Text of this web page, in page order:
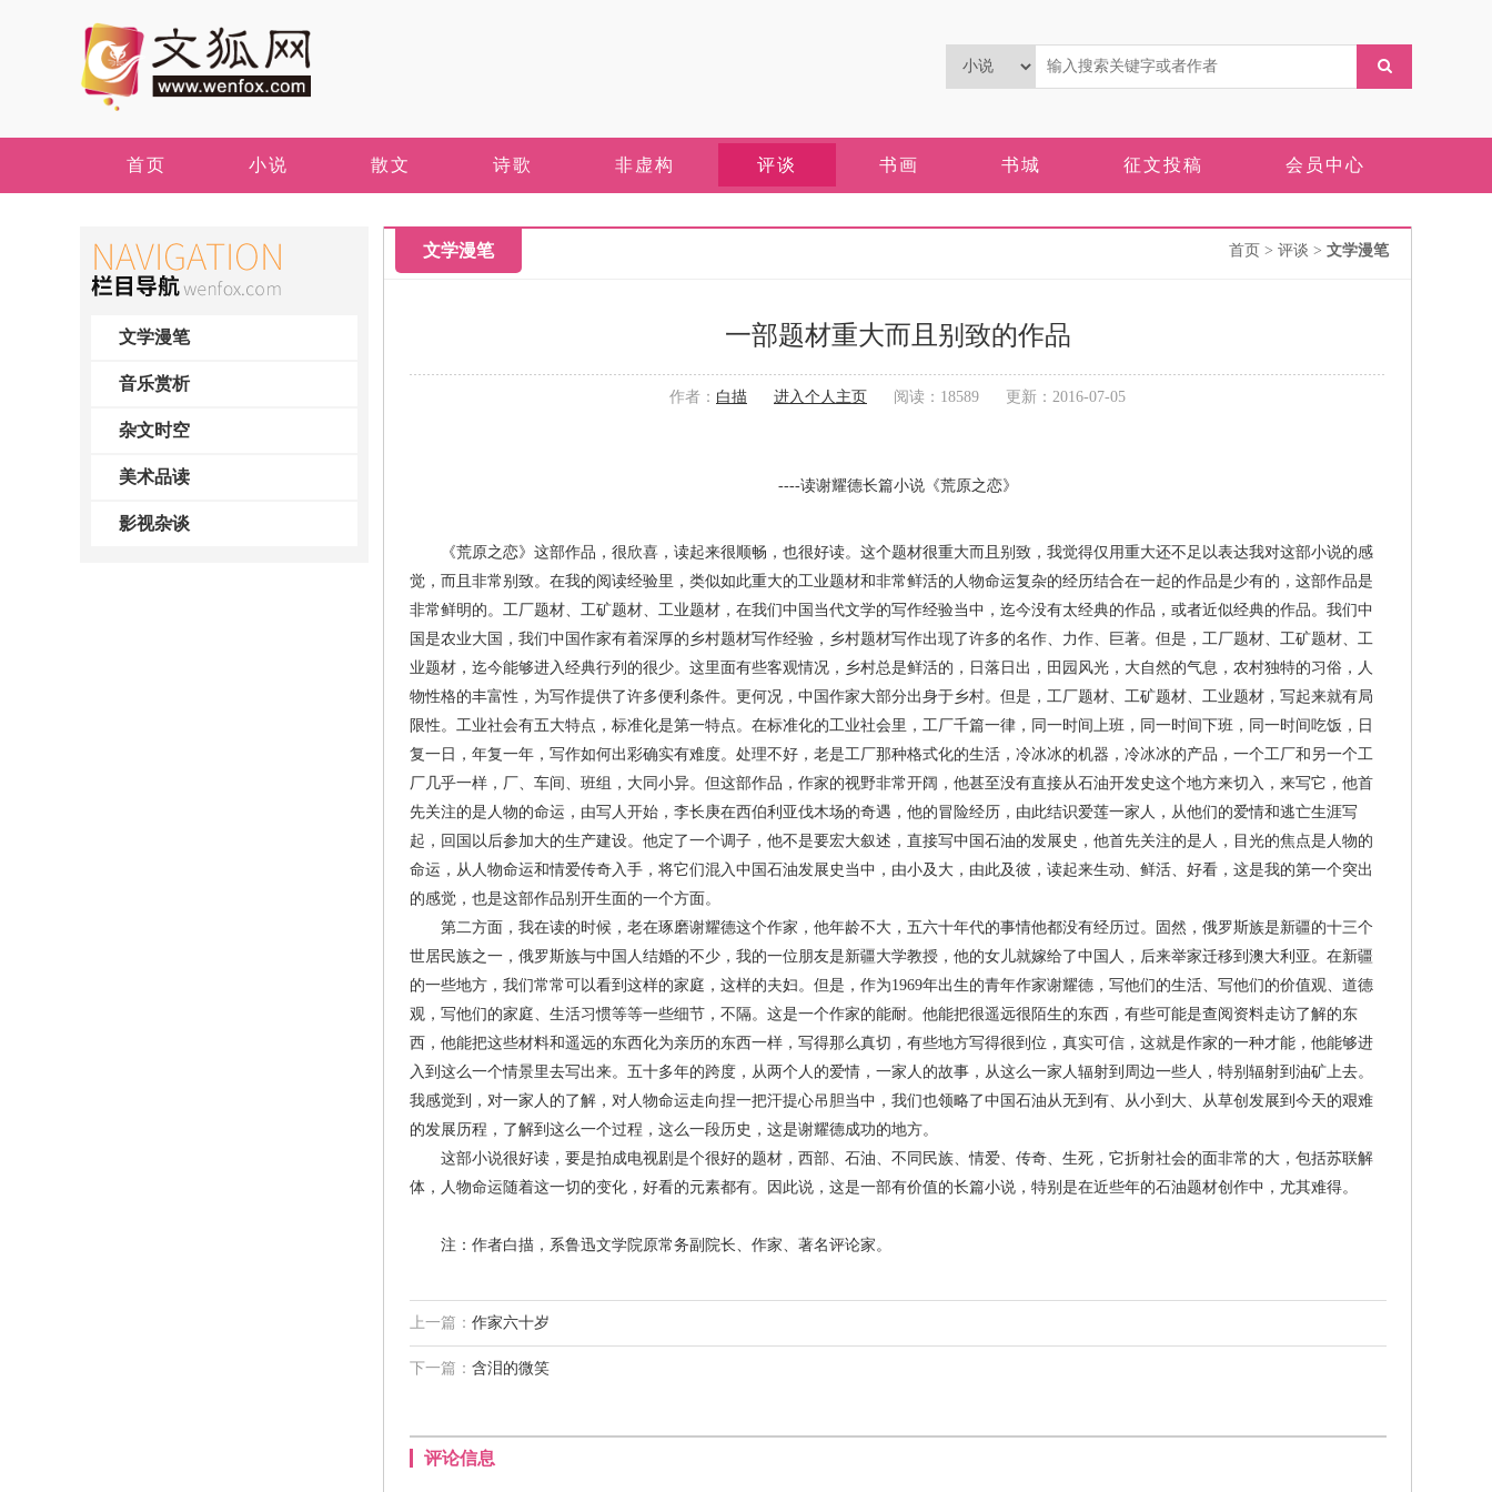
首页 小说 散文 诗歌 非虚构 评谈 书画 书城 征文投稿 会员中心
文学漫笔
音乐赏析
杂文时空
美术品读
影视杂谈
文学漫笔 首页 > 评谈 > 文学漫笔
一部题材重大而且别致的作品
作者： 白描 进入个人主页 阅读：18589 更新：2016-07-05
----读谢耀德长篇小说《荒原之恋》
《荒原之恋》这部作品，很欣喜，读起来很顺畅，也很好读。这个题材很重大而且别致，我觉得仅用重大还不足以表达我对这部小说的感
觉，而且非常别致。在我的阅读经验里，类似如此重大的工业题材和非常鲜活的人物命运复杂的经历结合在一起的作品是少有的，这部作品是
非常鲜明的。工厂题材、工矿题材、工业题材，在我们中国当代文学的写作经验当中，迄今没有太经典的作品，或者近似经典的作品。我们中
国是农业大国，我们中国作家有着深厚的乡村题材写作经验，乡村题材写作出现了许多的名作、力作、巨著。但是，工厂题材、工矿题材、工
业题材，迄今能够进入经典行列的很少。这里面有些客观情况，乡村总是鲜活的，日落日出，田园风光，大自然的气息，农村独特的习俗，人
物性格的丰富性，为写作提供了许多便利条件。更何况，中国作家大部分出身于乡村。但是，工厂题材、工矿题材、工业题材，写起来就有局
限性。工业社会有五大特点，标准化是第一特点。在标准化的工业社会里，工厂千篇一律，同一时间上班，同一时间下班，同一时间吃饭，日
复一日，年复一年，写作如何出彩确实有难度。处理不好，老是工厂那种格式化的生活，冷冰冰的机器，冷冰冰的产品，一个工厂和另一个工
厂几乎一样，厂、车间、班组，大同小异。但这部作品，作家的视野非常开阔，他甚至没有直接从石油开发史这个地方来切入，来写它，他首
先关注的是人物的命运，由写人开始，李长庚在西伯利亚伐木场的奇遇，他的冒险经历，由此结识爱莲一家人，从他们的爱情和逃亡生涯写
起，回国以后参加大的生产建设。他定了一个调子，他不是要宏大叙述，直接写中国石油的发展史，他首先关注的是人，目光的焦点是人物的
命运，从人物命运和情爱传奇入手，将它们混入中国石油发展史当中，由小及大，由此及彼，读起来生动、鲜活、好看，这是我的第一个突出
的感觉，也是这部作品别开生面的一个方面。
第二方面，我在读的时候，老在琢磨谢耀德这个作家，他年龄不大，五六十年代的事情他都没有经历过。固然，俄罗斯族是新疆的十三个
世居民族之一，俄罗斯族与中国人结婚的不少，我的一位朋友是新疆大学教授，他的女儿就嫁给了中国人，后来举家迁移到澳大利亚。在新疆
的一些地方，我们常常可以看到这样的家庭，这样的夫妇。但是，作为1969年出生的青年作家谢耀德，写他们的生活、写他们的价值观、道德
观，写他们的家庭、生活习惯等等一些细节，不隔。这是一个作家的能耐。他能把很遥远很陌生的东西，有些可能是查阅资料走访了解的东
西，他能把这些材料和遥远的东西化为亲历的东西一样，写得那么真切，有些地方写得很到位，真实可信，这就是作家的一种才能，他能够进
入到这么一个情景里去写出来。五十多年的跨度，从两个人的爱情，一家人的故事，从这么一家人辐射到周边一些人，特别辐射到油矿上去。
我感觉到，对一家人的了解，对人物命运走向捏一把汗提心吊胆当中，我们也领略了中国石油从无到有、从小到大、从草创发展到今天的艰难
的发展历程，了解到这么一个过程，这么一段历史，这是谢耀德成功的地方。
这部小说很好读，要是拍成电视剧是个很好的题材，西部、石油、不同民族、情爱、传奇、生死，它折射社会的面非常的大，包括苏联解
体，人物命运随着这一切的变化，好看的元素都有。因此说，这是一部有价值的长篇小说，特别是在近些年的石油题材创作中，尤其难得。
注：作者白描，系鲁迅文学院原常务副院长、作家、著名评论家。
上一篇： 作家六十岁
下一篇： 含泪的微笑
评论信息